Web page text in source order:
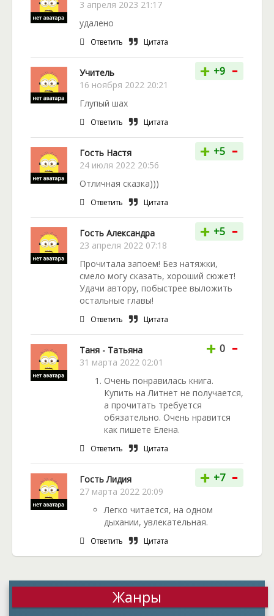
3 апреля 2023 21:17
удалено
Ответить Цитата
Учитель
16 ноября 2022 20:21
+ +9 -
Глупый шах
Ответить Цитата
Гость Настя
24 июля 2022 20:56
+ +5 -
Отличная сказка)))
Ответить Цитата
Гость Александра
23 апреля 2022 07:18
+ +5 -
Прочитала запоем! Без натяжки,
смело могу сказать, хороший сюжет!
Удачи автору, побыстрее выложить
остальные главы!
Ответить Цитата
Таня - Татьяна
31 марта 2022 02:01
+ 0 -
Очень понравилась книга.
Купить на Литнет не получается,
а прочитать требуется
обязательно. Очень нравится
как пишете Елена.
Ответить Цитата
Гость Лидия
27 марта 2022 20:09
+ +7 -
Легко читается, на одном
дыхании, увлекательная.
Ответить Цитата
Жанры